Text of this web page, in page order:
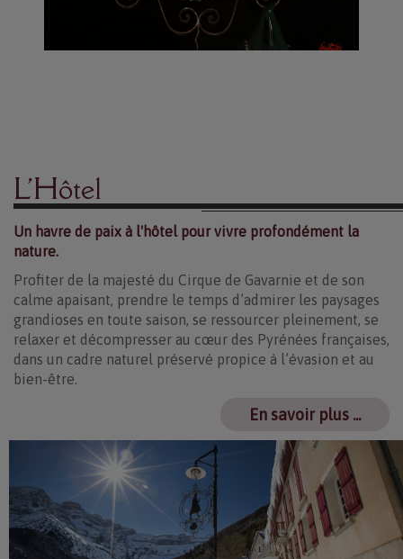
L'Hôtel
Un havre de paix à l'hôtel pour vivre profondément la
nature.
Profiter de la majesté du Cirque de Gavarnie et de son
calme apaisant, prendre le temps d’admirer les paysages
grandioses en toute saison, se ressourcer pleinement, se
relaxer et décompresser au cœur des Pyrénées françaises,
dans un cadre naturel préservé propice à l’évasion et au
bien-être.
En savoir plus ...